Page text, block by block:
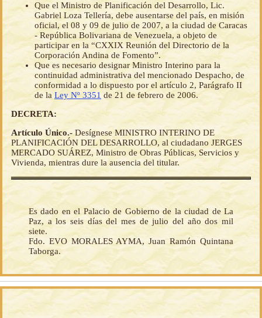
Que el Ministro de Planificación del Desarrollo, Lic.
Gabriel Loza Tellería, debe ausentarse del país, en misión
oficial, el 08 y 09 de julio de 2007, a la ciudad de Caracas
- República Bolivariana de Venezuela, a objeto de
participar en la “CXXIX Reunión del Directorio de la
Corporación Andina de Fomento”.
Que es necesario designar Ministro Interino para la
continuidad administrativa del mencionado Despacho, de
conformidad a lo dispuesto por el artículo 2, Parágrafo II
de la Ley Nº 3351 de 21 de febrero de 2006.
DECRETA:
Artículo Único.- Desígnese MINISTRO INTERINO DE
PLANIFICACIÓN DEL DESARROLLO, al ciudadano JERGES
MERCADO SUÁREZ, Ministro de Obras Públicas, Servicios y
Vivienda, mientras dure la ausencia del titular.
Es dado en el Palacio de Gobierno de la ciudad de La
Paz, a los seis días del mes de julio del año dos mil
siete.
Fdo. EVO MORALES AYMA, Juan Ramón Quintana
Taborga.